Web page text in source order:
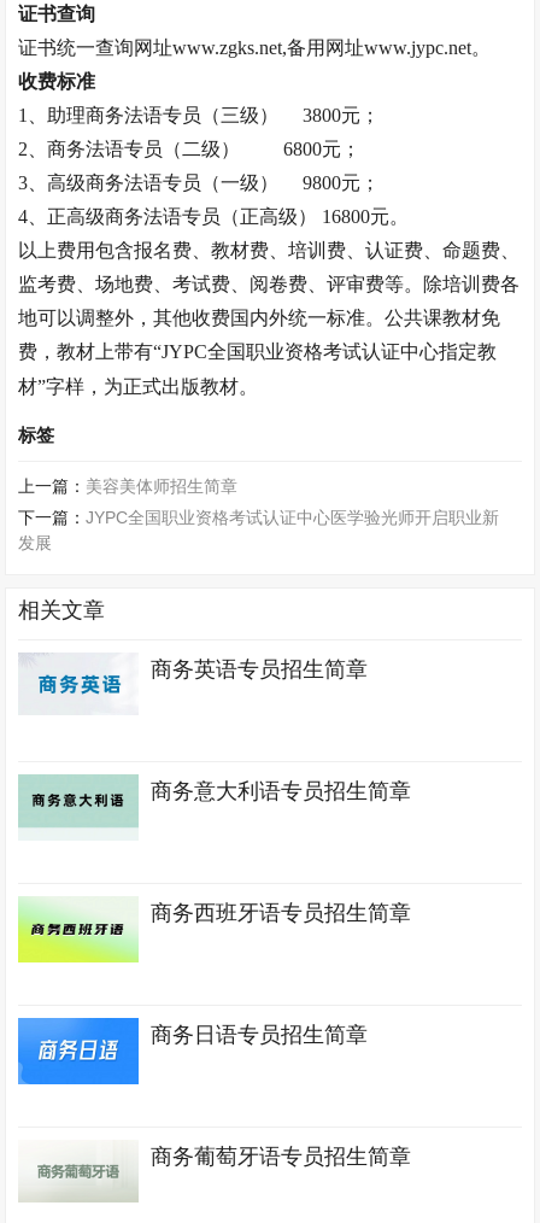
证书查询
证书统一查询网址www.zgks.net,备用网址www.jypc.net。
收费标准
1、助理商务法语专员 （三级）
3800元；
2、商务法语专员 （二级）
6800元；
3、高级商务法语专员 （一级）
9800元；
4、正高级商务法语专员 （正高级）
16800元。
以上费用包含报名费、教材费、培训费、认证费、命题费、
监考费、场地费、考试费、阅卷费、评审费等。除培训费各
地可以调整外，其他收费国内外统一标准。公共课教材免
费，教材上带有“JYPC全国职业资格考试认证中心指定教
材”字样，为正式出版教材。
标签
上一篇： 美容美体师招生简章
下一篇：JYPC全国职业资格考试认证中心医学验光师开启职业新
发展
相关文章
商务英语专员招生简章
商务意大利语专员招生简章
商务西班牙语专员招生简章
商务日语专员招生简章
商务葡萄牙语专员招生简章